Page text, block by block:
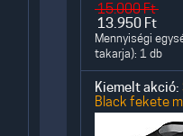
15.000Ft
13.950 Ft
Mennyiségi
takarja): 1 db
Kiemelt akció:
Black fekete